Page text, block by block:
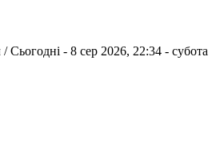
/Сьогодні - 8 сер 2026, 22:34 - субота